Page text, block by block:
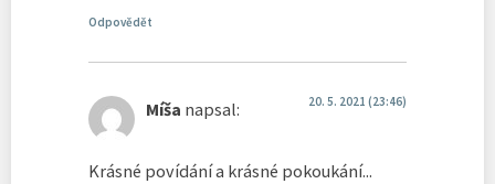
Odpovědět
Míša napsal: 20. 5. 2021 (23:46)
Krásné povídání a krásné pokoukání...